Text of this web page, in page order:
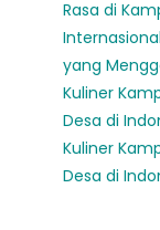
Rasa di
yang
Kuliner
Desa di
Kuliner
Desa di